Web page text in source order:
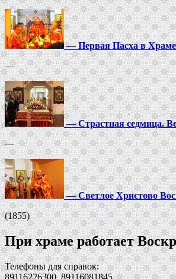
—Первая Пасха в Храме
—
— Страстная седмица.
—
—Светлое Христово
(1855)
При храме работает
Телефоны для справок: